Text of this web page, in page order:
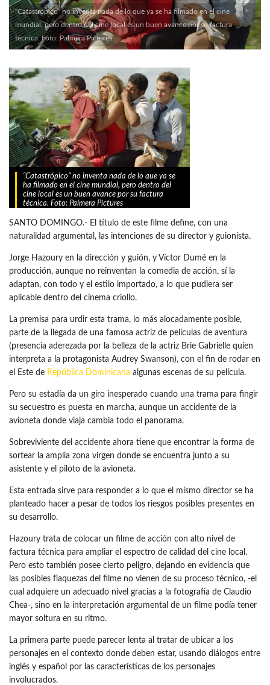
“Catastrópico” no inventa nada de lo que ya se ha filmado en el cine
mundial, pero dentro del cine local es un buen avance por su factura
técnica. Foto: Palmera Pictures
“Catastrópico” no inventa nada de lo que ya se
ha filmado en el cine mundial, pero dentro del
cine local es un buen avance por su factura
técnica. Foto: Palmera Pictures
SANTO DOMINGO.- El título de este filme define, con una
naturalidad argumental, las intenciones de su director y guionista.
Jorge Hazoury en la dirección y guión, y Víctor Dumé en la
producción, aunque no reinventan la comedia de acción, sí la
adaptan, con todo y el estilo importado, a lo que pudiera ser
aplicable dentro del cinema criollo.
La premisa para urdir esta trama, lo más alocadamente posible,
parte de la llegada de una famosa actriz de películas de aventura
(presencia aderezada por la belleza de la actriz Brie Gabrielle quien
interpreta a la protagonista Audrey Swanson), con el fin de rodar en
el Este de República Dominicana algunas escenas de su película.
Pero su estadía da un giro inesperado cuando una trama para fingir
su secuestro es puesta en marcha, aunque un accidente de la
avioneta donde viaja cambia todo el panorama.
Sobreviviente del accidente ahora tiene que encontrar la forma de
sortear la amplia zona virgen donde se encuentra junto a su
asistente y el piloto de la avioneta.
Esta entrada sirve para responder a lo que el mismo director se ha
planteado hacer a pesar de todos los riesgos posibles presentes en
su desarrollo.
Hazoury trata de colocar un filme de acción con alto nivel de
factura técnica para ampliar el espectro de calidad del cine local.
Pero esto también posee cierto peligro, dejando en evidencia que
las posibles flaquezas del filme no vienen de su proceso técnico, -el
cual adquiere un adecuado nivel gracias a la fotografía de Claudio
Chea-, sino en la interpretación argumental de un filme podía tener
mayor soltura en su ritmo.
La primera parte puede parecer lenta al tratar de ubicar a los
personajes en el contexto donde deben estar, usando diálogos entre
inglés y español por las características de los personajes
involucrados.